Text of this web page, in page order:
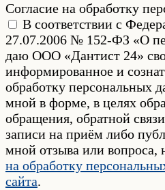
Согласие на обработку
В соответствии с
27.07.2006 № 152-ФЗ «О
даю ООО «Дантист 24»
информированное и
обработку персональных
мной в форме, в целях
обращения, обратной
записи на приём либо
мной отзыва или вопроса,
на обработку
сайта.